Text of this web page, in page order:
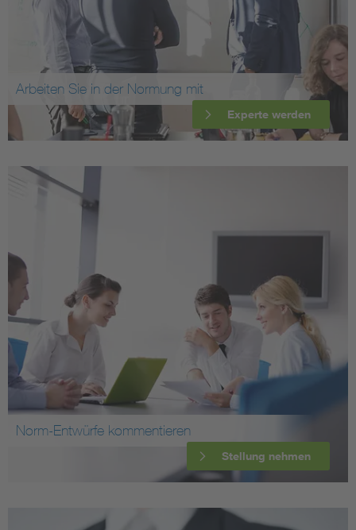
Arbeiten Sie in der Normung mit
Experte werden
Norm-Entwürfe kommentieren
Stellung nehmen